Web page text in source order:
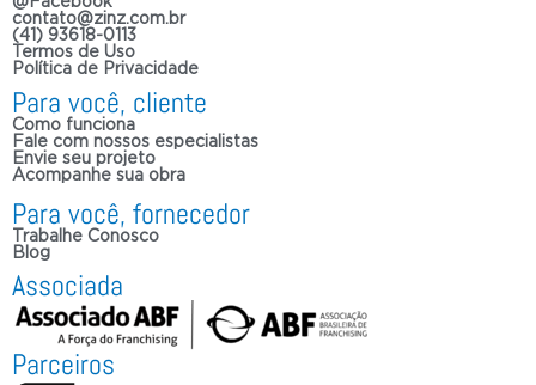
contato@zinz.com.br
(41) 93618-0113
Termos de Uso
Política de Privacidade
Para você, cliente
Como funciona
Fale com nossos especialistas
Envie seu projeto
Acompanhe sua obra
Para você, fornecedor
Trabalhe Conosco
Blog
Associada
Parceiros